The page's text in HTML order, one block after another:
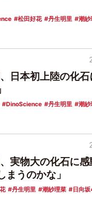
松田好花 丹生明里 潮紗
日本初上陸の化
DinoScience 丹生明里 潮紗
実物大の化石に
うのかな」
丹生明里 潮紗理菜 日向